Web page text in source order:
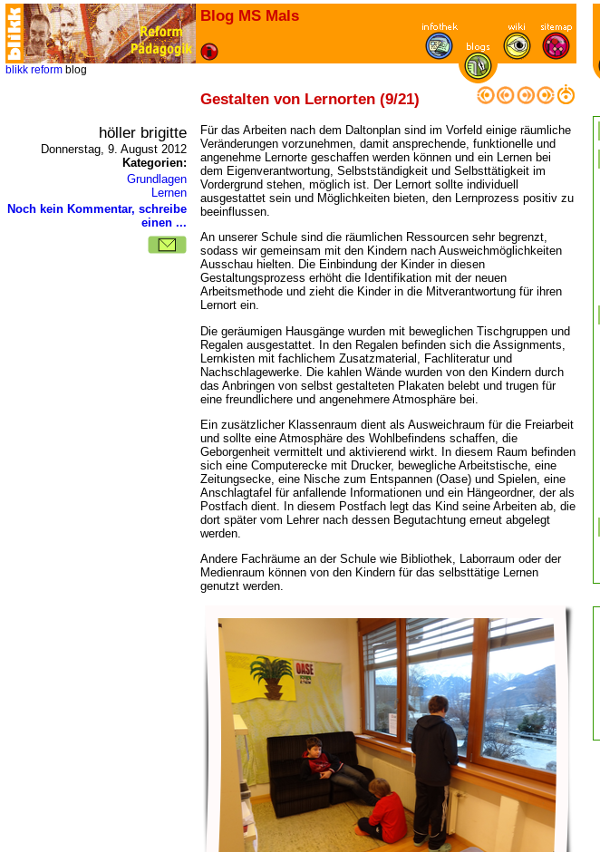
Blog MS Mals
blikk reform blog
Gestalten von Lernorten (9/21)
höller brigitte
Donnerstag, 9. August 2012
Kategorien:
Grundlagen
Lernen
Noch kein Kommentar, schreibe
einen ...
Für das Arbeiten nach dem Daltonplan sind im Vorfeld einige räumliche
Veränderungen vorzunehmen, damit ansprechende, funktionelle und
angenehme Lernorte geschaffen werden können und ein Lernen bei
dem Eigenverantwortung, Selbstständigkeit und Selbsttätigkeit im
Vordergrund stehen, möglich ist. Der Lernort sollte individuell
ausgestattet sein und Möglichkeiten bieten, den Lernprozess positiv zu
beeinflussen.
An unserer Schule sind die räumlichen Ressourcen sehr begrenzt,
sodass wir gemeinsam mit den Kindern nach Ausweichmöglichkeiten
Ausschau hielten. Die Einbindung der Kinder in diesen
Gestaltungsprozess erhöht die Identifikation mit der neuen
Arbeitsmethode und zieht die Kinder in die Mitverantwortung für ihren
Lernort ein.
Die geräumigen Hausgänge wurden mit beweglichen Tischgruppen und
Regalen ausgestattet. In den Regalen befinden sich die Assignments,
Lernkisten mit fachlichem Zusatzmaterial, Fachliteratur und
Nachschlagewerke. Die kahlen Wände wurden von den Kindern durch
das Anbringen von selbst gestalteten Plakaten belebt und trugen für
eine freundlichere und angenehmere Atmosphäre bei.
Ein zusätzlicher Klassenraum dient als Ausweichraum für die Freiarbeit
und sollte eine Atmosphäre des Wohlbefindens schaffen, die
Geborgenheit vermittelt und aktivierend wirkt. In diesem Raum befinden
sich eine Computerecke mit Drucker, bewegliche Arbeitstische, eine
Zeitungsecke, eine Nische zum Entspannen (Oase) und Spielen, eine
Anschlagtafel für anfallende Informationen und ein Hängeordner, der als
Postfach dient. In diesem Postfach legt das Kind seine Arbeiten ab, die
dort später vom Lehrer nach dessen Begutachtung erneut abgelegt
werden.
Andere Fachräume an der Schule wie Bibliothek, Laborraum oder der
Medienraum können von den Kindern für das selbsttätige Lernen
genutzt werden.